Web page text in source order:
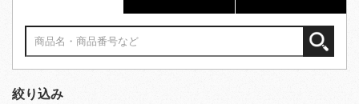
絞り込み